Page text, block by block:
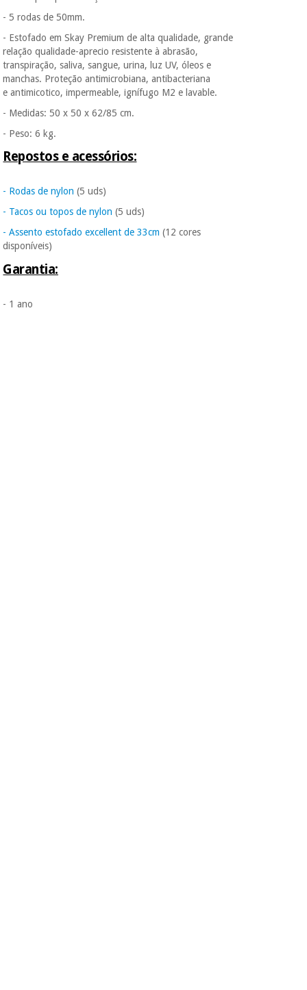
- 5 rodas de 50mm.
- Estofado em Skay Premium de alta qualidade, grande
relação qualidade-aprecio resistente à abrasão,
transpiração, saliva, sangue, urina, luz UV, óleos e
manchas. Proteção antimicrobiana, antibacteriana
e antimicotico, impermeable, ignífugo M2 e lavable.
- Medidas: 50 x 50 x 62/85 cm.
- Peso: 6 kg.
Repostos e acessórios:
- Rodas de nylon (5 uds)
- Tacos ou topos de nylon (5 uds)
- Assento estofado excellent de 33cm (12 cores
disponíveis)
Garantia:
- 1 ano